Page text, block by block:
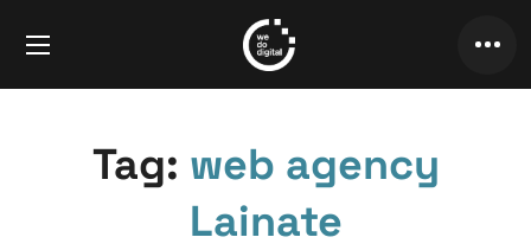
Tag: web agency
Lainate